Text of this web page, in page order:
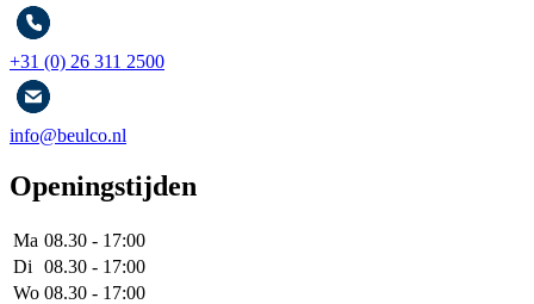
+31 (0) 26 311 2500
info@beulco.nl
Openingstijden
Ma 08.30 - 17:00
Di
08.30 - 17:00
Wo 08.30 - 17:00